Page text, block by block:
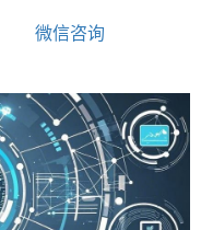
微信咨询